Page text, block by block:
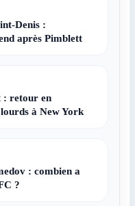
Denis :
après Pimblett
: retour en
à New York
: combien a
?